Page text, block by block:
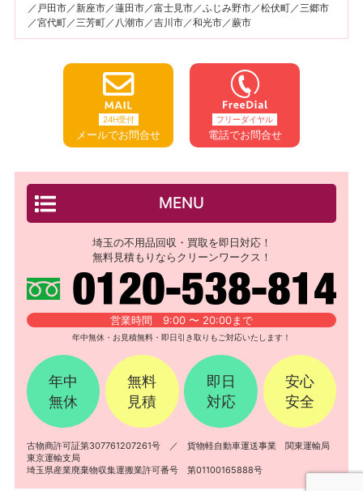
／戸田市／新座市／蓮田市／富士見市／ふじみ野市／松伏町／三郷市
／宮代町／三芳町／八潮市／吉川市／和光市／蕨市
24H受付
メールでお問合せ
フリーダイヤル
電話でお問合せ
MENU
埼玉の不用品回収・買取を即日対応！
無料見積もりならクリーンワークス！
営業時間 9:00 〜 20:00まで
年中無休・お見積無料・即日引き取りもご対応いたします！
年中
無休
無料
見積
即日
対応
安心
安全
古物商許可証第307761207261号 ／ 貨物軽自動車運送事業 関東運輸局
東京運輸支局
埼玉県産業廃棄物収集運搬業許可番号 第01100165888号